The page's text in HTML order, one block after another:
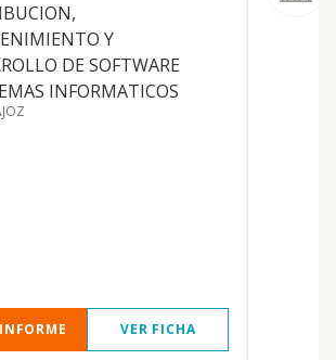
Y
DE SOFTWARE
INFORMATICOS
VER FICHA